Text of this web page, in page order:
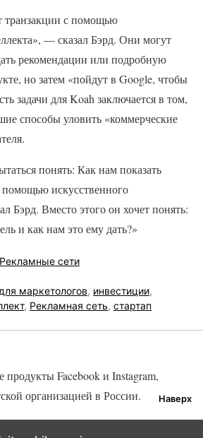
с помощью
— сказал Бэрд. Они могут
рекомендации или подробную
но затем «пойдут в Google, чтобы
задачи для Koah заключается в том,
способы уловить «коммерческие
понять: Как нам показать
искусственного
Бэрд. Вместо этого он хочет понять:
и как нам это ему дать?»
Рекламные сети
для маркетологов, инвестиции,
, Рекламная сеть, стартап
Наверх
продукты Facebook и Instagram,
организацией в России.